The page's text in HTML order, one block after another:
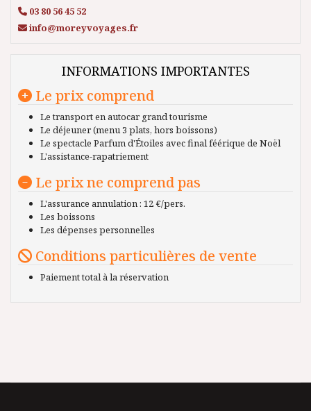
03 80 56 45 52
info@moreyvoyages.fr
INFORMATIONS IMPORTANTES
Le prix comprend
Le transport en autocar grand tourisme
Le déjeuner (menu 3 plats, hors boissons)
Le spectacle Parfum d'Étoiles avec final féérique de Noël
L'assistance-rapatriement
Le prix ne comprend pas
L'assurance annulation : 12 €/pers.
Les boissons
Les dépenses personnelles
Conditions particulières de vente
Paiement total à la réservation